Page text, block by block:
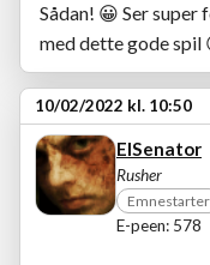
Sådan! 😀 Ser
med dette gode spil
10/02/2022 kl. 10:50
ElSenator
Rusher
Emnestarter
E-peen: 578